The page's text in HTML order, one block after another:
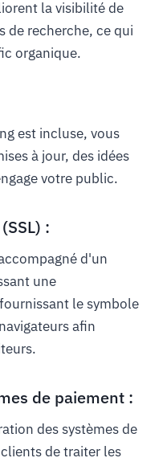
la visibilité de
de recherche, ce qui
organique.
est incluse, vous
à jour, des idées
votre public.
:
d'un
une
le symbole
afin
de paiement :
des systèmes de
de traiter les